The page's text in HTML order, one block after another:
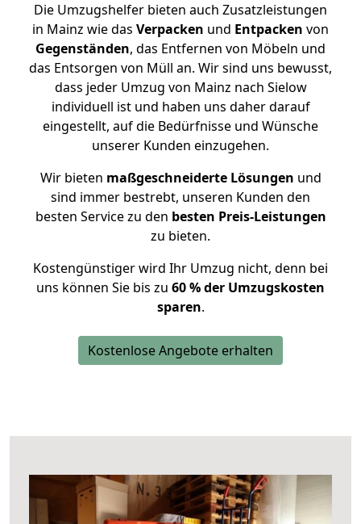
Die Umzugshelfer bieten auch Zusatzleistungen
in Mainz wie das Verpacken und Entpacken von
Gegenständen, das Entfernen von Möbeln und
das Entsorgen von Müll an. Wir sind uns bewusst,
dass jeder Umzug von Mainz nach Sielow
individuell ist und haben uns daher darauf
eingestellt, auf die Bedürfnisse und Wünsche
unserer Kunden einzugehen.
Wir bieten maßgeschneiderte Lösungen und
sind immer bestrebt, unseren Kunden den
besten Service zu den besten Preis-Leistungen
zu bieten.
Kostengünstiger wird Ihr Umzug nicht, denn bei
uns können Sie bis zu 60 % der Umzugskosten
sparen.
Kostenlose Angebote erhalten